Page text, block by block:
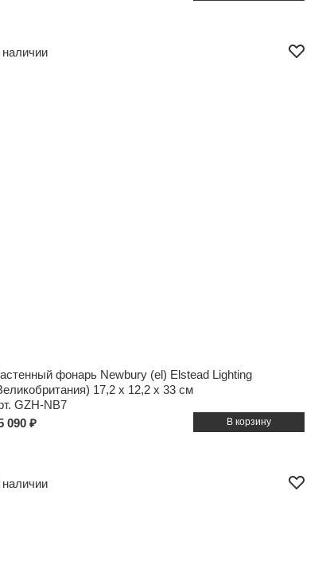
фонарь Newbury (el) Elstead Lighting
17,2 x 12,2 x 33 см
GZH-NB7
090 ₽